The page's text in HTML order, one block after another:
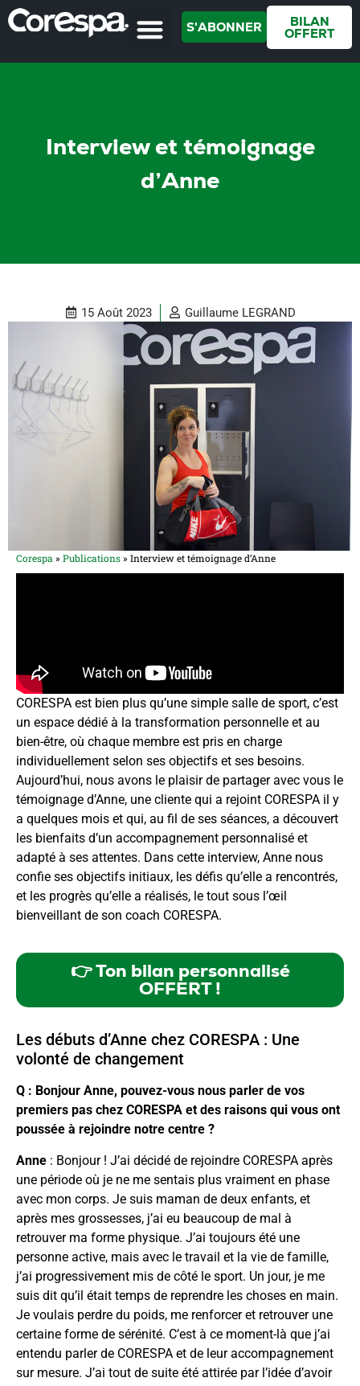
S'ABONNER BILAN
OFFERT
Interview et témoignage
d’Anne
15 Août 2023 Guillaume LEGRAND
Corespa » Publications» Interview et témoignage d’Anne
CORESPA est bien plus qu’une simple salle de sport, c’est
un espace dédié à la transformation personnelle et au
bien-être, où chaque membre est pris en charge
individuellement selon ses objectifs et ses besoins.
Aujourd’hui, nous avons le plaisir de partager avec vous le
témoignage d’Anne, une cliente qui a rejoint CORESPA il y
a quelques mois et qui, au fil de ses séances, a découvert
les bienfaits d’un accompagnement personnalisé et
adapté à ses attentes. Dans cette interview, Anne nous
confie ses objectifs initiaux, les défis qu’elle a rencontrés,
et les progrès qu’elle a réalisés, le tout sous l’œil
bienveillant de son coach CORESPA.
👉 Ton bilan personnalisé
OFFERT !
Les débuts d’Anne chez CORESPA : Une
volonté de changement
Q : Bonjour Anne, pouvez-vous nous parler de vos
premiers pas chez CORESPA et des raisons qui vous ont
poussée à rejoindre notre centre ?
Anne : Bonjour ! J’ai décidé de rejoindre CORESPA après
une période où je ne me sentais plus vraiment en phase
avec mon corps. Je suis maman de deux enfants, et
après mes grossesses, j’ai eu beaucoup de mal à
retrouver ma forme physique. J’ai toujours été une
personne active, mais avec le travail et la vie de famille,
j’ai progressivement mis de côté le sport. Un jour, je me
suis dit qu’il était temps de reprendre les choses en main.
Je voulais perdre du poids, me renforcer et retrouver une
certaine forme de sérénité. C’est à ce moment-là que j’ai
entendu parler de CORESPA et de leur accompagnement
sur mesure. J’ai tout de suite été attirée par l’idée d’avoir